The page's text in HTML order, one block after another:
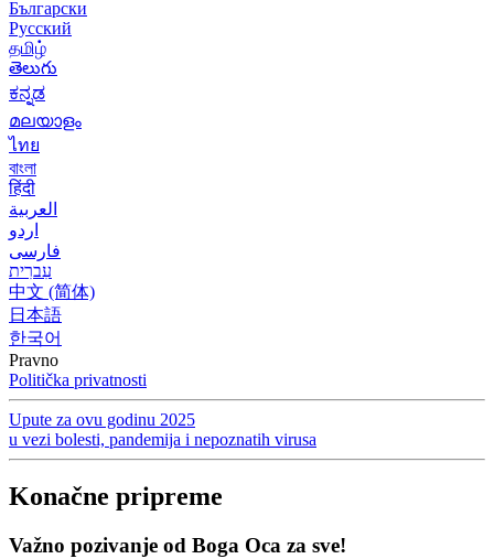
Български
Русский
தமிழ்
తెలుగు
ಕನ್ನಡ
മലയാളം
ไทย
বাংলা
हिंदी
العربية
اردو
فارسی
עִברִית
中文 (简体)
日本語
한국어
Pravno
Politička privatnosti
Upute za ovu godinu 2025
u vezi bolesti, pandemija i nepoznatih virusa
Konačne pripreme
Važno pozivanje od Boga Oca za sve!